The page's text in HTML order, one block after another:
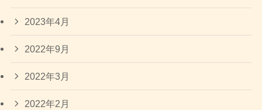
2023年4月
2022年9月
2022年3月
2022年2月